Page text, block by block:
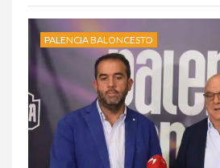
PALENCIA BALONCESTO